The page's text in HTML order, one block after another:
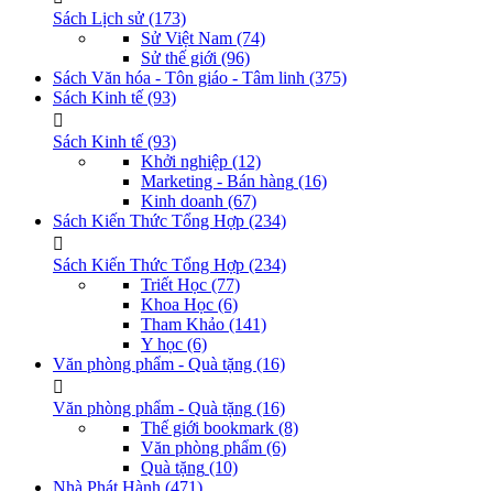
Sách Lịch sử (173)
Sử Việt Nam (74)
Sử thế giới (96)
Sách Văn hóa - Tôn giáo - Tâm linh (375)
Sách Kinh tế (93)
Sách Kinh tế (93)
Khởi nghiệp (12)
Marketing - Bán hàng (16)
Kinh doanh (67)
Sách Kiến Thức Tổng Hợp (234)
Sách Kiến Thức Tổng Hợp (234)
Triết Học (77)
Khoa Học (6)
Tham Khảo (141)
Y học (6)
Văn phòng phẩm - Quà tặng (16)
Văn phòng phẩm - Quà tặng (16)
Thế giới bookmark (8)
Văn phòng phẩm (6)
Quà tặng (10)
Nhà Phát Hành (471)